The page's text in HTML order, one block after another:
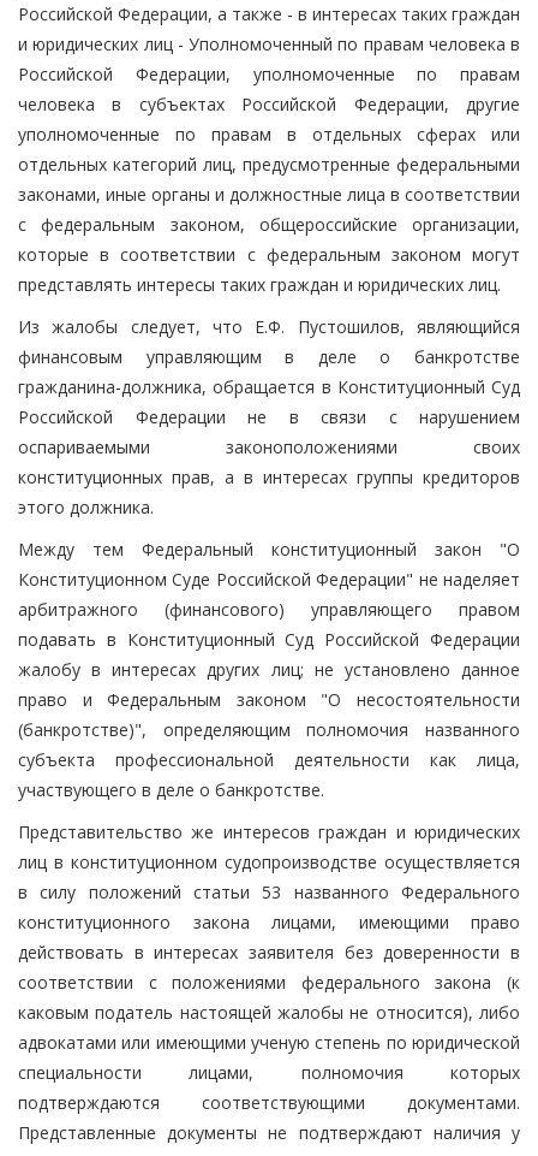
Российской Федерации, а также - в интересах таких граждан
и юридических лиц - Уполномоченный по правам человека в
Российской Федерации, уполномоченные по правам
человека в субъектах Российской Федерации, другие
уполномоченные по правам в отдельных сферах или
отдельных категорий лиц, предусмотренные федеральными
законами, иные органы и должностные лица в соответствии
с федеральным законом, общероссийские организации,
которые в соответствии с федеральным законом могут
представлять интересы таких граждан и юридических лиц.
Из жалобы следует, что Е.Ф. Пустошилов, являющийся
финансовым управляющим в деле о банкротстве
гражданина-должника, обращается в Конституционный Суд
Российской Федерации не в связи с нарушением
оспариваемыми законоположениями своих
конституционных прав, а в интересах группы кредиторов
этого должника.
Между тем Федеральный конституционный закон "О
Конституционном Суде Российской Федерации" не наделяет
арбитражного (финансового) управляющего правом
подавать в Конституционный Суд Российской Федерации
жалобу в интересах других лиц; не установлено данное
право и Федеральным законом "О несостоятельности
(банкротстве)", определяющим полномочия названного
субъекта профессиональной деятельности как лица,
участвующего в деле о банкротстве.
Представительство же интересов граждан и юридических
лиц в конституционном судопроизводстве осуществляется
в силу положений статьи 53 названного Федерального
конституционного закона лицами, имеющими право
действовать в интересах заявителя без доверенности в
соответствии с положениями федерального закона (к
каковым податель настоящей жалобы не относится), либо
адвокатами или имеющими ученую степень по юридической
специальности лицами, полномочия которых
подтверждаются соответствующими документами.
Представленные документы не подтверждают наличия у